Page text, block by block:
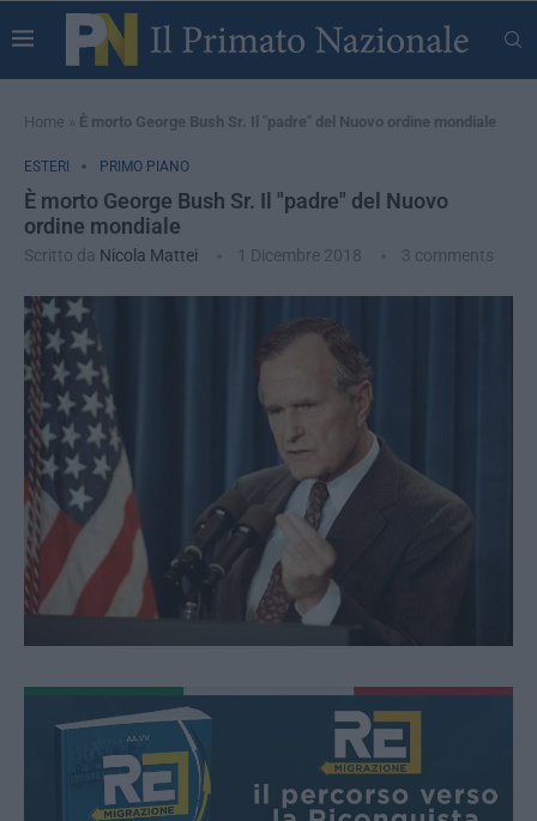
Home » È morto George Bush Sr. Il "padre" del Nuovo ordine mondiale
ESTERI PRIMO PIANO
È morto George Bush Sr. Il "padre" del Nuovo
ordine mondiale
Scritto da Nicola Mattei 1 Dicembre 2018 3 comments